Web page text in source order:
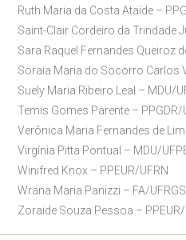
Ruth Maria da Costa Ataíde –
Saint-Clair Cordeiro da Trindade
Sara Raquel Fernandes Queiroz
Soraia Maria do Socorro Carlos
Suely Maria Ribeiro Leal – MDU/
Temis Gomes Parente – PPGDR/
Verônica Maria Fernandes de
Virgínia Pitta Pontual – MDU/
Winifred Knox – PPEUR/UFRN
Wrana Maria Panizzi – FA/UFRGS
Zoraide Souza Pessoa – PPEUR/